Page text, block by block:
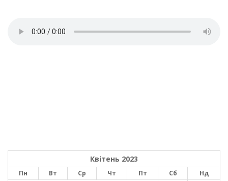
Квітень 2023
Пн Вт Ср Чт Пт Сб
Нд